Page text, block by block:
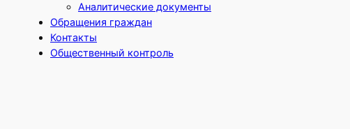
Аналитические документы
Обращения граждан
Контакты
Общественный контроль